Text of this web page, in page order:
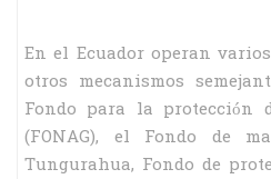
En el Ecuador operan
otros mecanismos
Fondo para la protección
(FONAG), el Fondo de
Tungurahua, Fondo de